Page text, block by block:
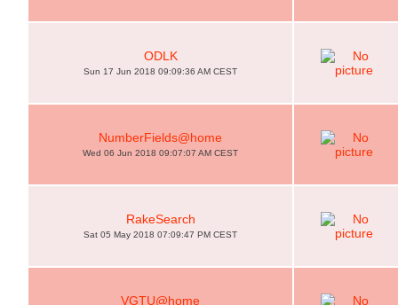
ODLK
Sun 17 Jun 2018 09:09:36 AM CEST
NumberFields@home
Wed 06 Jun 2018 09:07:07 AM CEST
RakeSearch
Sat 05 May 2018 07:09:47 PM CEST
VGTU@home